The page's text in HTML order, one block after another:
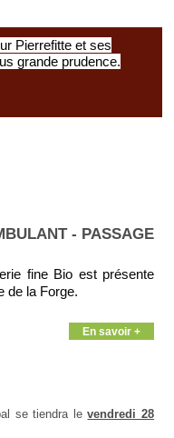
Pierrefitte et ses
grande prudence.
- PASSAGE
fine Bio est présente
de la Forge.
En savoir +
se tiendra levendredi 28